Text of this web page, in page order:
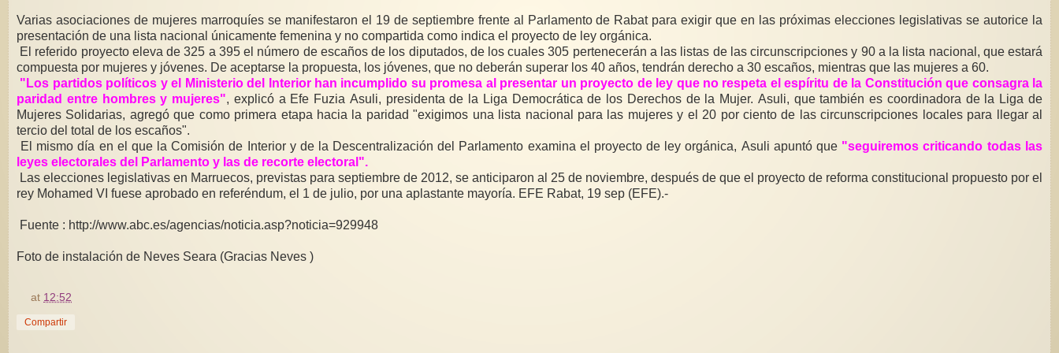
Varias asociaciones de mujeres marroquíes se manifestaron el 19 de septiembre frente al Parlamento de Rabat para exigir que en las próximas elecciones legislativas se autorice la
presentación de una lista nacional únicamente femenina y no compartida como indica el proyecto de ley orgánica.
El referido proyecto eleva de 325 a 395 el número de escaños de los diputados, de los cuales 305 pertenecerán a las listas de las circunscripciones y 90 a la lista nacional, que estará
compuesta por mujeres y jóvenes. De aceptarse la propuesta, los jóvenes, que no deberán superar los 40 años, tendrán derecho a 30 escaños, mientras que las mujeres a 60.
"Los partidos políticos y el Ministerio del Interior han incumplido su promesa al presentar un proyecto de ley que no respeta el espíritu de la Constitución que consagra la
paridad entre hombres y mujeres", explicó a Efe Fuzia Asuli, presidenta de la Liga Democrática de los Derechos de la Mujer. Asuli, que también es coordinadora de la Liga de
Mujeres Solidarias, agregó que como primera etapa hacia la paridad "exigimos una lista nacional para las mujeres y el 20 por ciento de las circunscripciones locales para llegar al
tercio del total de los escaños".
El mismo día en el que la Comisión de Interior y de la Descentralización del Parlamento examina el proyecto de ley orgánica, Asuli apuntó que "seguiremos criticando todas las
leyes electorales del Parlamento y las de recorte electoral".
Las elecciones legislativas en Marruecos, previstas para septiembre de 2012, se anticiparon al 25 de noviembre, después de que el proyecto de reforma constitucional propuesto por el
rey Mohamed VI fuese aprobado en referéndum, el 1 de julio, por una aplastante mayoría. EFE Rabat, 19 sep (EFE).-
Fuente : http://www.abc.es/agencias/noticia.asp?noticia=929948
Foto de instalación de Neves Seara (Gracias Neves )
at 12:52
Compartir